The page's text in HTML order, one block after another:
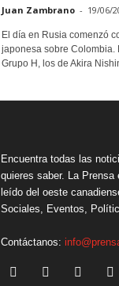
Juan Zambrano - 19/06/
El día en Rusia comenzó
japonesa sobre Colombia.
Grupo H, los de Akira
Encuentra todas las
quieres saber. La
leído del oeste
Sociales, Eventos,
Contáctanos: